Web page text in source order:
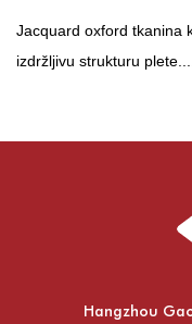
Jacquard oxford tkanina
izdržljivu strukturu
Hangzhou